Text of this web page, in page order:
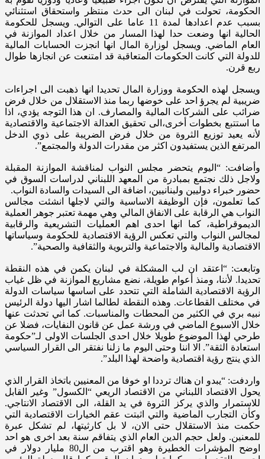
الحكومة، تحولت في لبنان الى حدث منتظر واستحقاق استثنائي
بسبب عدم اعدادها لمدة 11 عاما على التوالي. ويسجل للحكومة
الحالية انها وضعت حدا لهذا المسار من خلال اعداد الموازنة في
العام الماضي. ويسجل لوزارة المال انها انجزت الحسابات المالية
للدولة التي كانت الحكومات المتعاقبة قد امتنعت عن انجازها طوال
ربع قرن.
ويسجل لهذه الحكومة ووزارة المال تحديدا انها ذهبت الى اجراءات
ضريبية لم يجرؤ احد على خوضها ربما منذ الاستقلال من خلال فرض
ضرائب على الشركات المالية والمصارف. ان هذا التوجه يؤدي، اذا
ما استتبع بخطوات أخرى،الى تحقيق العدالة الاجتماعية والاقتصادية
لأنه يعيد توزيع الثروة من خلال فرض الضريبة على ذوي الدخل
المرتفع الذين يستفيدون اكثر من مقدرات الدولة والمجتمع”.
وأضافت: “اليوم يتحضر مجلس النواب لمناقشة الموازنة المقبلة
ولاجل ذلك نجتمع بمبادرة من المعهد اللبناني لدراسات السوق في
حضور خبراء دوليين ولبنانيين، اضافة الى السيدات والسادة النواب.
كما تعلمون، فإن الوظيفة الاساسية والتي لاجلها انشئت مجالس
النواب هي الرقابة على الانفاق المالي وهي مهمة تعتبر جوهر العملية
الديموقراطية، كما انها احدى اهم العمليات التشريعية والرقابية
لمجالس النواب والتي تعكس الرؤية الاقتصادية للحكومة وسياساتها
الاقتصادية والمالية والاجتماعية والتربوية والثقافية والصحية”.
وتابعت: “اعتقد ان لب المشكلة في لبنان يكمن في هذه النقطة
تحديدا. لأننا، ومنذ أعوام طويلة، نضع مشاريع الموازنة في ظل غياب
الرؤية الاقتصادية الشاملة التي تتحدد على اساسها سياسات الدولة
في مختلف القطاعات. وهذه النقطة لطالما اشار اليها دولة الرئيس
نبيه بري في الكثير من المحطات والمناسبات. كما اني تحدثت عنها
خلال الاسبوع الماضي في ورشة عمل عن قانون النفايات، فضلا عن
طرحي لهذا الموضوع طويلا خلال احدى الجلسات الاولى لـ”حكومة
استعادة الثقة”. الا اننا وحتى اليوم ما زلنا نفتقر الى القرار السياسي
الذي ينتج رؤية اقتصادية واضحة لهذا البلد”.
واردفت: “يبدو ان هناك ترددا او خوفا من المعنيين باتخاذ القرار الذي
يحول الاقتصاد اللبناني من الاقتصاد الريعي “الكسول” وغير القابل
للاستمرار والذي يركز الثروة في يد القلة، الى الاقتصاد الانتاجي.
وكأن التجارب الماضية والتي اثبتت عقم الخيارات الاقتصادية التي
حكمت منذ الاستقلال حتى الان، لا بل كارثيتها، لم تشكل عبرة
للمعنين. ولعل حجم الدين العام الذي يتفاقم سنة بعد اخرى هو احد
اوضح المؤشرات الخطيرة وهو اقترب من ال80 مليار دولار في